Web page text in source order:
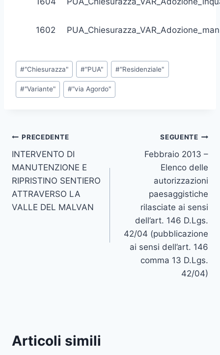
1602
Tag
articolo:
#"Chiesurazza" #"PUA" #"Residenziale"
#"Variante" #"via Agordo"
Navigazione
articoli
PRECEDENTE
INTERVENTO DI
MANUTENZIONE E
RIPRISTINO SENTIERO
ATTRAVERSO LA
VALLE DEL MALVAN
SEGUENTE
Febbraio 2013 –
Elenco delle
autorizzazioni
paesaggistiche
rilasciate ai sensi
dell’art. 146 D.Lgs.
42/04 (pubblicazione
ai sensi dell’art. 146
comma 13 D.Lgs.
42/04)
Articoli simili